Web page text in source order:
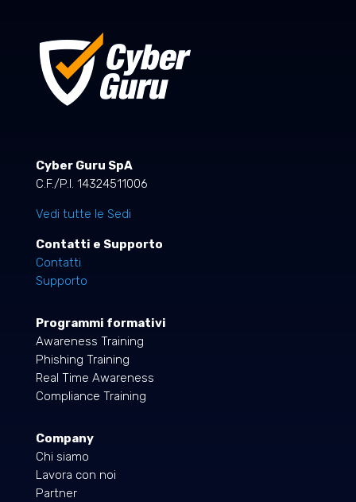
Cyber Guru SpA
C.F./P.I. 14324511006
Vedi tutte le Sedi
Contatti e Supporto
Contatti
Supporto
Programmi formativi
Awareness Training
Phishing Training
Real Time Awareness
Compliance Training
Company
Chi siamo
Lavora con noi
Partner